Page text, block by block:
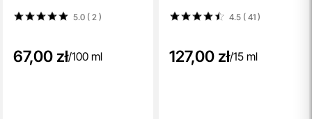
5.0 ( 2 )
67,00 zł/100 ml
4.5 ( 41)
127,00 zł/15 ml